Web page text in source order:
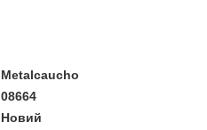
Metalcaucho
08664
Новий